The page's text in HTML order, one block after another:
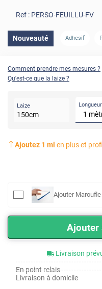
AVANT
Ref : PERSO-FEUILLU-FV
Nouveauté Adhesif
Comment prendre mes mesures ?
Qu'est-ce que la laize ?
Laize
150cm
Longueur
Ajoutez 1 ml en plus et
Ajouter
Ajouter
Livraison
En point relais
Livraison à domicile